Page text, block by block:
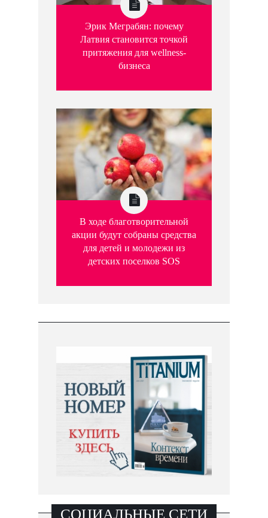
Эрик Меграбян: почему
Латвия становится точкой
притяжения для wellness-
бизнеса
В ходе благотворительной
акции будут собраны средства
для детей и молодежи из
детских поселков SOS
СОЦИАЛЬНЫЕ СЕТИ